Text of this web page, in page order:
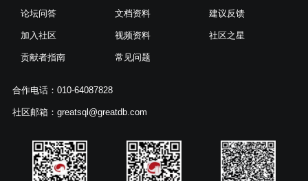
论坛问答
加入社区
贡献者指南
文档资料
视频资料
常见问题
建议反馈
社区之星
合作电话：010-64087828
社区邮箱：greatsql@greatdb.com